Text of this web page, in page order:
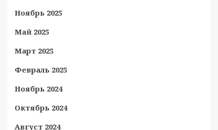
Ноябрь 2025
Май 2025
Март 2025
Февраль 2025
Ноябрь 2024
Октябрь 2024
Август 2024